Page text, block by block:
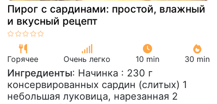
Пирог с сардинами: простой, влажный
и вкусный рецепт
Горячее Очень легко 10 min 30 min
Ингредиенты: Начинка : 230 г
консервированных сардин (слитых) 1
небольшая луковица, нарезанная 2